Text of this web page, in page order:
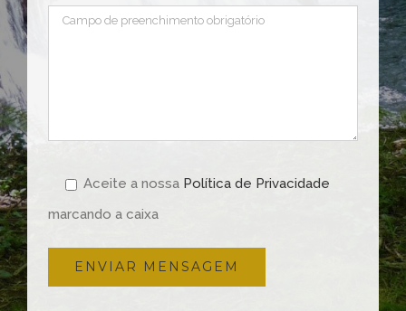
Aceite a nossa Política de Privacidade
marcando a caixa